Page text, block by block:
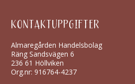
KONTAKTUPPGIFTER
Almaregården Handelsbolag
Räng Sandsvägen 6
236 61 Höllviken
Org.nr: 916764-4237